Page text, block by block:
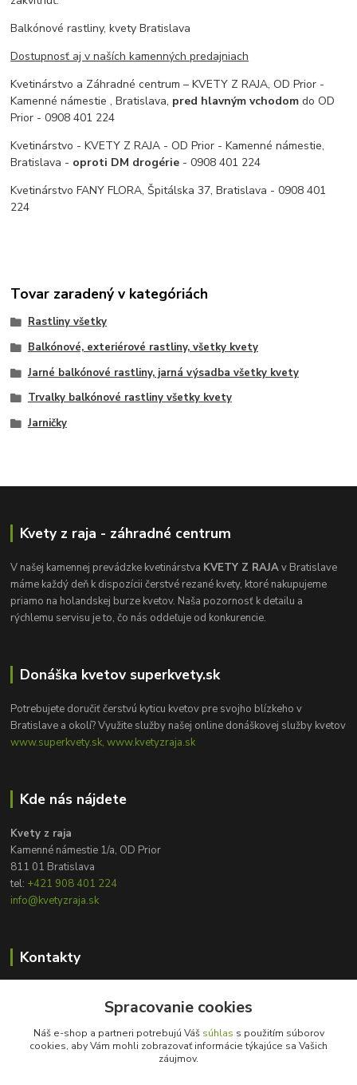
Balkónové rastliny, kvety Bratislava
Dostupnosť aj v naších kamenných predajniach
Kvetinárstvo a Záhradné centrum – KVETY Z RAJA, OD Prior -
Kamenné námestie , Bratislava, pred hlavným vchodom do OD
Prior - 0908 401 224
Kvetinárstvo - KVETY Z RAJA - OD Prior - Kamenné námestie,
Bratislava - oproti DM drogérie - 0908 401 224
Kvetinárstvo FANY FLORA, Špitálska 37, Bratislava - 0908 401
224
Tovar zaradený v kategóriách
Rastliny všetky
Balkónové, exteriérové rastliny, všetky kvety
Jarné balkónové rastliny, jarná výsadba všetky kvety
Trvalky balkónové rastliny všetky kvety
Jarničky
Kvety z raja - záhradné centrum
V našej kamennej prevádzke kvetinárstva KVETY Z RAJAv Bratislave
máme každý deň k dispozícii čerstvé rezané kvety, ktoré nakupujeme
priamo na holandskej burze kvetov. Naša pozornosť k detailu a
rýchlemu servisu je to, čo nás oddeľuje od konkurencie.
Donáška kvetov superkvety.sk
Potrebujete doručiť čerstvú kyticu kvetov pre svojho blízkeho v
Bratislave a okolí? Využite služby našej online donáškovej služby kvetov
www.superkvety.sk, www.kvetyzraja.sk
Kde nás nájdete
Kvety z raja
Kamenné námestie 1/a, OD Prior
811 01 Bratislava
tel: +421 908 401 224
info@kvetyzraja.sk
Kontakty
+421 908 401 224
info@kvetyzraja.sk
Spracovanie cookies
Náš e-shop a partneri potrebujú Váš súhlas s použitím súborov
cookies, aby Vám mohli zobrazovať informácie týkajúce sa Vašich
záujmov.